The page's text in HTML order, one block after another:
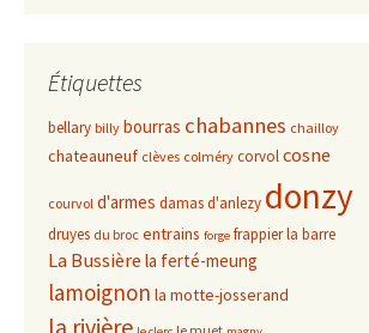
Étiquettes
bellary billy bourras chabannes chailloy
chateauneuf clèves colméry corvolcosne
courvol d'armes damas d'anlezy donzy
druyes du broc entrains forge frappierla barre
La Bussière la ferté-meung
lamoignon la motte-josserand
la rivière